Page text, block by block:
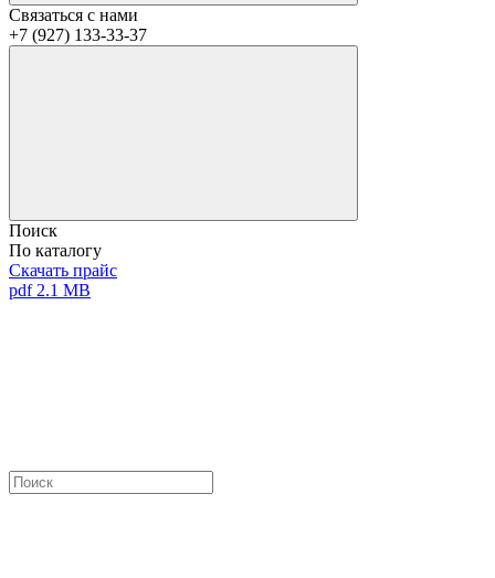
Связаться с нами
+7 (927) 133-33-37
Поиск
По каталогу
Скачать прайс
pdf 2.1 MB